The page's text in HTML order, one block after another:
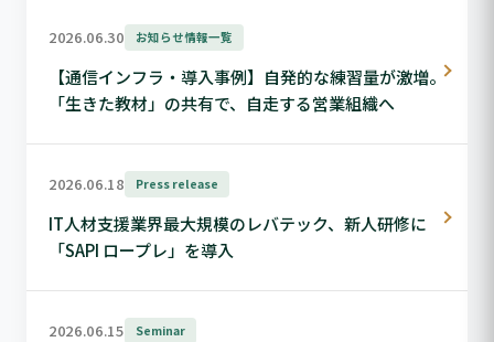
2026.06.30 お知らせ情報一覧
【通信インフラ・導入事例】自発的な練習量が激増。
「生きた教材」の共有で、自走する営業組織へ
2026.06.18 Press release
IT人材支援業界最大規模のレバテック、新人研修に
「SAPI ロープレ」を導入
2026.06.15 Seminar